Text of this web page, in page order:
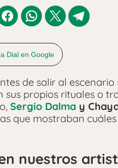
Dial en Google
de salir al
sus propios rituales o
Sergio Dalma y
que mostraban
nuestros